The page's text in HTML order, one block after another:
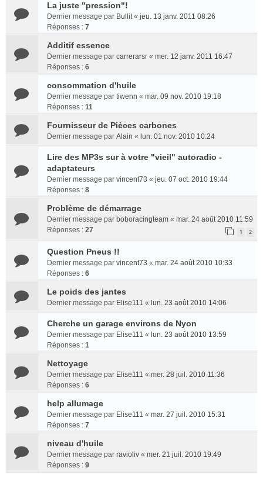
La juste "pression"!
Dernier message par Bullit« jeu. 13 janv. 2011 08:26
Réponses : 7
Additif essence
Dernier message par carrerarsr « mer. 12 janv. 2011 16:47
Réponses : 6
consommation d'huile
Dernier message par tiwenn « mar. 09 nov. 2010 19:18
Réponses : 11
Fournisseur de Pièces carbones
Dernier message par Alain « lun. 01 nov. 2010 10:24
Lire des MP3s sur à votre "vieil" autoradio -
adaptateurs
Dernier message par vincent73 « jeu. 07 oct. 2010 19:44
Réponses : 8
Problème de démarrage
Dernier message par boboracingteam « mar. 24 août 2010 11:59
Réponses : 27 1 2
Question Pneus !!
Dernier message par vincent73 « mar. 24 août 2010 10:33
Réponses : 6
Le poids des jantes
Dernier message par Elise111 « lun. 23 août 2010 14:06
Cherche un garage environs de Nyon
Dernier message par Elise111 « lun. 23 août 2010 13:59
Réponses : 1
Nettoyage
Dernier message par Elise111 « mer. 28 juil. 2010 11:36
Réponses : 6
help allumage
Dernier message par Elise111 « mar. 27 juil. 2010 15:31
Réponses : 7
niveau d'huile
Dernier message par ravioliv « mer. 21 juil. 2010 19:49
Réponses : 9